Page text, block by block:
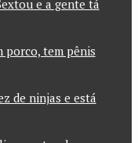
e a gente tá
porco, tem pênis
de ninjas e está